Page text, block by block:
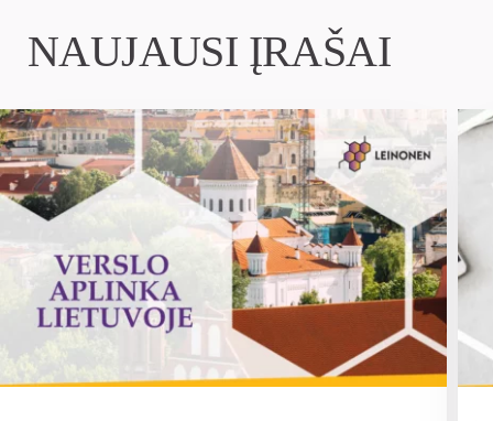
NAUJAUSI ĮRAŠAI